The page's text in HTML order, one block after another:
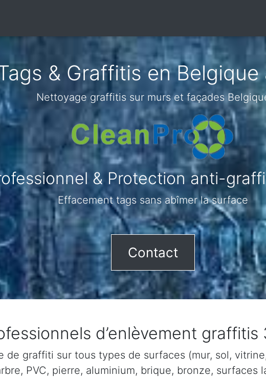
& Graffitis en
Nettoyage graffitis sur murs et façades
& Protection anti-
Effacement tags sans abîmer la surface
Contact
d’enlèvement
de graffiti sur tous types de surfaces (mur, sol,
PVC, pierre, aluminium, brique, bronze, surfaces